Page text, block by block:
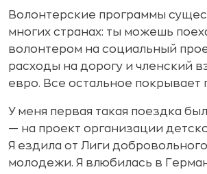
Волонтерские программы
многих странах: ты можешь
волонтером на социальный
расходы на дорогу и членский
евро. Все остальное покрывает
У меня первая такая поездка
— на проект организации
Я ездила от Лиги
молодежи. Я влюбилась в